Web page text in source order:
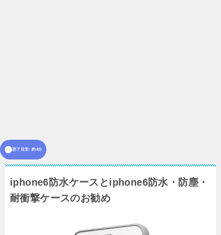
読了目安: 約4分
iphone6防水ケースとiphone6防水・防塵・
耐衝撃ケースのお勧め